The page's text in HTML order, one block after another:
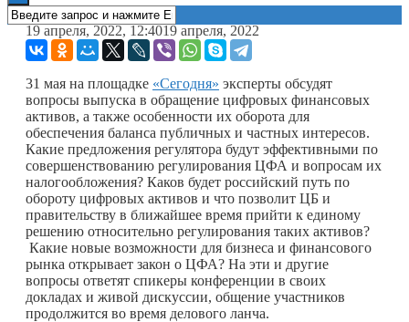
19 апреля, 2022, 12:4019 апреля, 2022
31 мая на площадке «Сегодня» эксперты обсудят
вопросы выпуска в обращение цифровых финансовых
активов, а также особенности их оборота для
обеспечения баланса публичных и частных интересов.
Какие предложения регулятора будут эффективными по
совершенствованию регулирования ЦФА и вопросам их
налогообложения? Каков будет российский путь по
обороту цифровых активов и что позволит ЦБ и
правительству в ближайшее время прийти к единому
решению относительно регулирования таких активов?
Какие новые возможности для бизнеса и финансового
рынка открывает закон о ЦФА? На эти и другие
вопросы ответят спикеры конференции в своих
докладах и живой дискуссии, общение участников
продолжится во время делового ланча.